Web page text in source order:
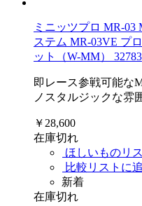
ミニッツプロ MR-03
ステム MR-03VE プ
ット（W-MM） 32783
即レース参戦可能な
ノスタルジックな雰
￥28,600
在庫切れ
ほしいものリ
比較リストに
新着
在庫切れ